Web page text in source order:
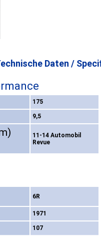
Daten /
175
9,5
11-14 Automobil
Revue
6R
1971
107